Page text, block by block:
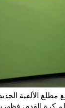
مطلع الألفية